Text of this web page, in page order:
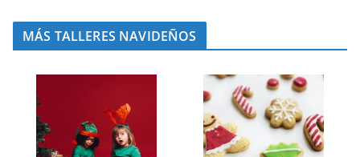
MÁS TALLERES NAVIDEÑOS